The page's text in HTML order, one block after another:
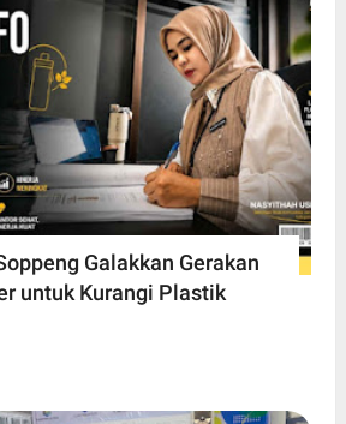
Galakkan Gerakan
untuk Kurangi Plastik